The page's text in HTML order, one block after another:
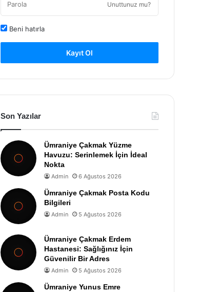
Unuttunuz mu?
Beni hatırla
Kayıt Ol
Son Yazılar
Ümraniye Çakmak Yüzme
Havuzu: Serinlemek İçin İdeal
Nokta
Admin 6 Ağustos 2026
Ümraniye Çakmak Posta Kodu
Bilgileri
Admin 5 Ağustos 2026
Ümraniye Çakmak Erdem
Hastanesi: Sağlığınız İçin
Güvenilir Bir Adres
Admin 5 Ağustos 2026
Ümraniye Yunus Emre